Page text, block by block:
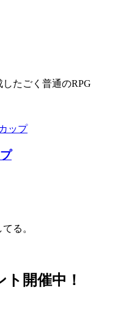
たごく普通のRPG
る。
開催中！